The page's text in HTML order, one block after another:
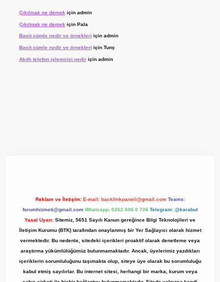
Çıkılmak ne demek için admin
Çıkılmak ne demek için Pala
Basit cümle nedir ve örnekleri için admin
Basit cümle nedir ve örnekleri için Tunç
Akıllı telefon işlemcisi nediriçin admin
Reklam ve İletişim: E-mail: backlinkpaneli@gmail.com Teams:
forumhizmeti@gmail.com Whatsapp: 0262 606 0 726 Telegram: @karabul
Yasal Uyarı: Sitemiz, 5651 Sayılı Kanun gereğince Bilgi Teknolojileri ve
İletişim Kurumu (BTK) tarafından onaylanmış bir Yer Sağlayıcı olarak hizmet
vermektedir. Bu nedenle, sitedeki içerikleri proaktif olarak denetleme veya
araştırma yükümlülüğümüz bulunmamaktadır. Ancak, üyelerimiz yazdıkları
içeriklerin sorumluluğunu taşımakta olup, siteye üye olarak bu sorumluluğu
kabul etmiş sayılırlar. Bu internet sitesi, herhangi bir marka, kurum veya